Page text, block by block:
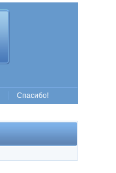
Спасибо!